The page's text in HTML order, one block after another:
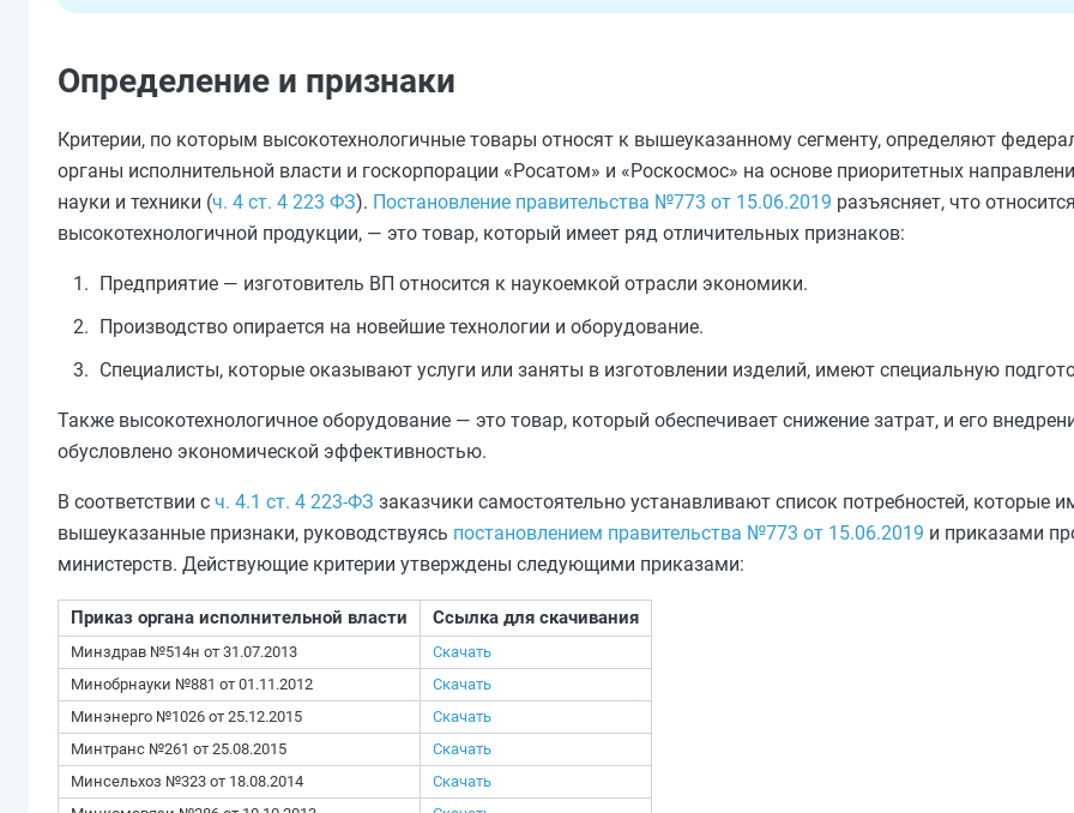
Определение и признаки
Критерии, по которым высокотехнологичные товары относят к вышеуказанному сегменту, определяют
органы исполнительной власти и госкорпорации «Росатом» и «Роскосмос» на основе приоритетных
науки и техники (ч. 4 ст. 4 223 ФЗ). Постановление правительства №773 от 15.06.2019 разъясняет, что
высокотехнологичной продукции, — это товар, который имеет ряд отличительных признаков:
Предприятие — изготовитель ВП относится к наукоемкой отрасли экономики.
Производство опирается на новейшие технологии и оборудование.
Специалисты, которые оказывают услуги или заняты в изготовлении изделий, имеют специальную
Также высокотехнологичное оборудование — это товар, который обеспечивает снижение затрат, и его
обусловлено экономической эффективностью.
В соответствии с ч. 4.1 ст. 4 223-ФЗ заказчики самостоятельно устанавливают список потребностей, которые
вышеуказанные признаки, руководствуясь постановлением правительства №773 от 15.06.2019 и приказами
министерств. Действующие критерии утверждены следующими приказами:
Приказ органа исполнительной власти Ссылка для скачивания
Минздрав №514н от 31.07.2013
Скачать
Минобрнауки №881 от 01.11.2012
Скачать
Минэнерго №1026 от 25.12.2015
Скачать
Минтранс №261 от 25.08.2015
Скачать
Минсельхоз №323 от 18.08.2014
Скачать